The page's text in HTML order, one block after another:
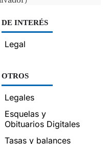
DE INTERÉS
Legal
OTROS
Legales
Esquelas y
Obituarios Digitales
Tasas y balances